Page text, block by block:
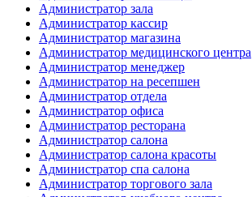
Администратор зала
Администратор кассир
Администратор магазина
Администратор медицинского центра
Администратор менеджер
Администратор на ресепшен
Администратор отдела
Администратор офиса
Администратор ресторана
Администратор салона
Администратор салона красоты
Администратор спа салона
Администратор торгового зала